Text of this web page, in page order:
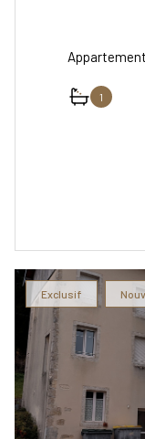
1
Exclusif